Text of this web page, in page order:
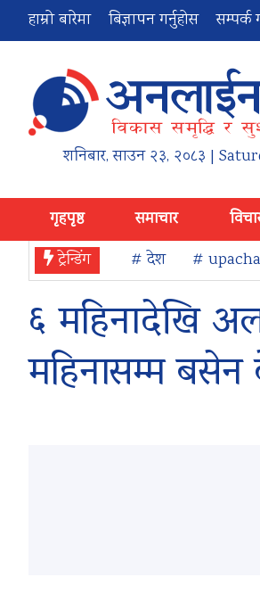
हाम्रो बारेमा बिज्ञापन गर्नुहोस सम्पर्क
शनिबार,साउन २३, २०८३ |
गृहपृष्ठ समाचार
ट्रेन्डिंग
# देश #
६ महिनादेखि
महिनासम्म